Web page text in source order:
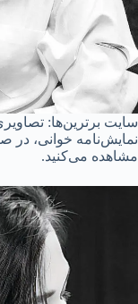
سایت برترین‌ها:
نمایش‌نامه خوانی، در
مشاهده می‌کنید.